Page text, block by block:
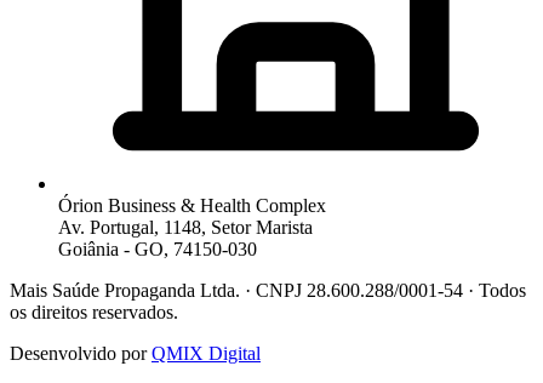
Órion Business & Health Complex
Av. Portugal, 1148, Setor Marista
Goiânia - GO, 74150-030
Mais Saúde Propaganda Ltda. · CNPJ 28.600.288/0001-54 · Todos
os direitos reservados.
Desenvolvido por QMIX Digital